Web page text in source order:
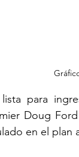
para
Doug
en el plan